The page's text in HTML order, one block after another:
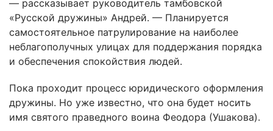
— рассказывает руководитель тамбовской
«Русской дружины» Андрей. — Планируется
самостоятельное патрулирование на наиболее
неблагополучных улицах для поддержания порядка
и обеспечения спокойствия людей.
Пока проходит процесс юридического оформления
дружины. Но уже известно, что она будет носить
имя святого праведного воина Феодора (Ушакова).